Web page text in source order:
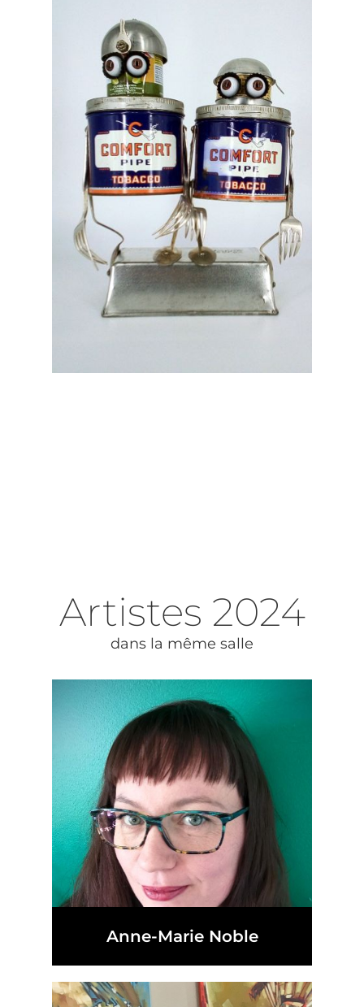
Artistes 2024
dans la même salle
Anne-Marie Noble